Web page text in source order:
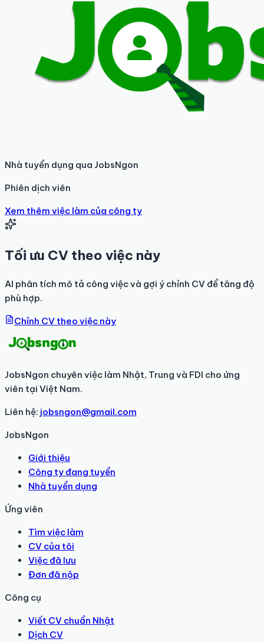
Nhà tuyển dụng qua JobsNgon
Phiên dịch viên
Xem thêm việc làm của công ty
Tối ưu CV theo việc này
AI phân tích mô tả công việc và gợi ý chỉnh CV để tăng độ
phù hợp.
Chỉnh CV theo việc này
JobsNgon chuyên việc làm Nhật, Trung và FDI cho ứng
viên tại Việt Nam.
Liên hệ: jobsngon@gmail.com
JobsNgon
Giới thiệu
Công ty đang tuyển
Nhà tuyển dụng
Ứng viên
Tìm việc làm
CV của tôi
Việc đã lưu
Đơn đã nộp
Công cụ
Viết CV chuẩn Nhật
Dịch CV